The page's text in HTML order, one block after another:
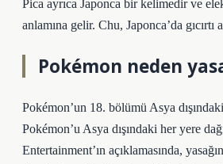
Pica ayrıca Japonca bir kelimedir ve
anlamına gelir. Chu, Japonca’da gıcırtı
Pokémon neden
Pokémon’un 18. bölümü Asya
Pokémon’u Asya dışındaki her yere
Entertainment’ın açıklamasında,